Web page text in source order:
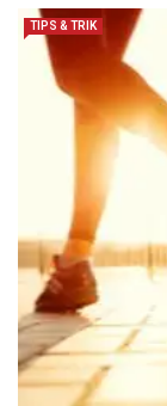
TIPS & TRIK